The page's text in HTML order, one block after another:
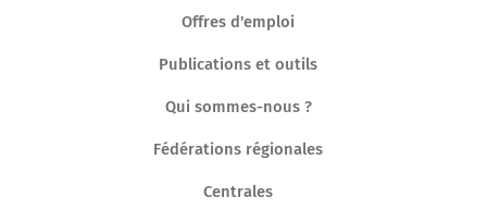
Offres d'emploi
Publications et outils
Qui sommes-nous ?
Fédérations régionales
Centrales